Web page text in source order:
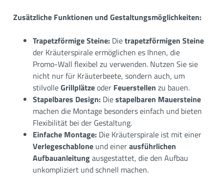
Zusätzliche Funktionen und Gestaltungsmöglichkeiten:
Trapetzförmige Steine:Dietrapetzförmigen Steine
der Kräuterspirale ermöglichen es Ihnen, die
Promo-Wall flexibel zu verwenden. Nutzen Sie sie
nicht nur für Kräuterbeete, sondern auch, um
stilvolleGrillplätzeoder Feuerstellen zu bauen.
Stapelbares Design:Diestapelbaren Mauersteine
machen die Montage besonders einfach und bieten
Flexibilität bei der Gestaltung.
Einfache Montage:Die Kräuterspirale ist mit einer
Verlegeschabloneund einerausführlichen
Aufbauanleitungausgestattet, die den Aufbau
unkompliziert und schnell machen.